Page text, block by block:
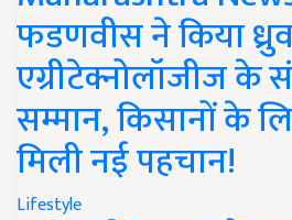
फडणवीस ने किया
एग्रीटेक्नोलॉजीज के
सम्मान, किसानों के
मिली नई पहचान!
Lifestyle